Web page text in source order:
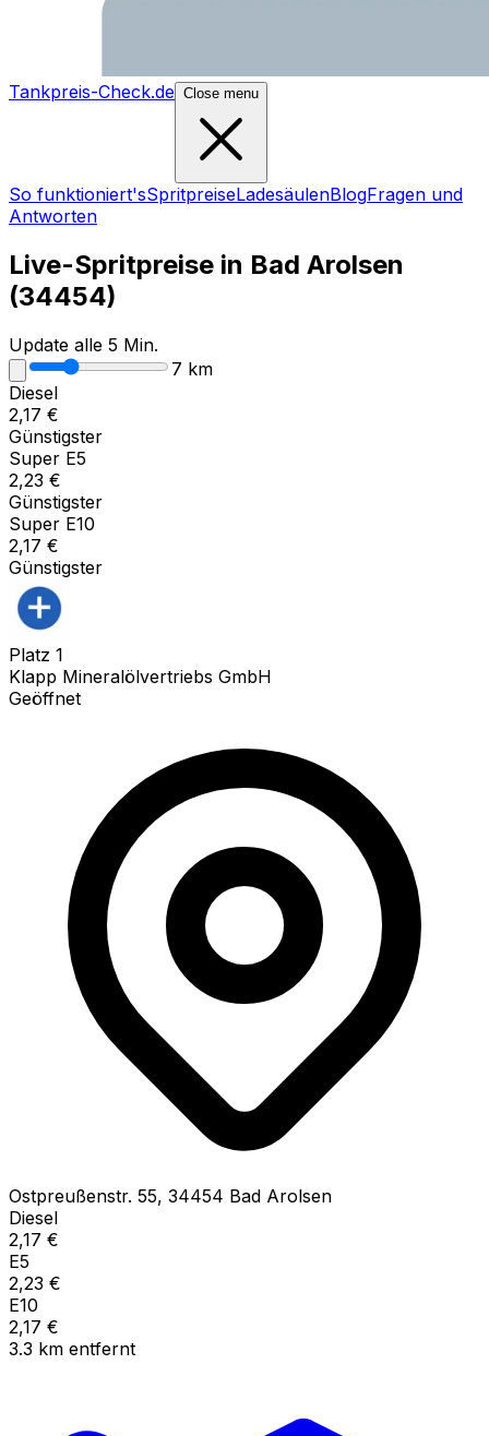
Tankpreis-Check.de Close menu
So funktioniert'sSpritpreiseLadesäulenBlogFragen und
Antworten
Live-Spritpreise in Bad Arolsen
(34454)
Update alle 5 Min.
7 km
Diesel
2,17 €
Günstigster
Super E5
2,23 €
Günstigster
Super E10
2,17 €
Günstigster
Platz 1
Klapp Mineralölvertriebs GmbH
Geöffnet
Ostpreußenstr. 55, 34454 Bad Arolsen
Diesel
2,17 €
E5
2,23 €
E10
2,17 €
3.3 km entfernt